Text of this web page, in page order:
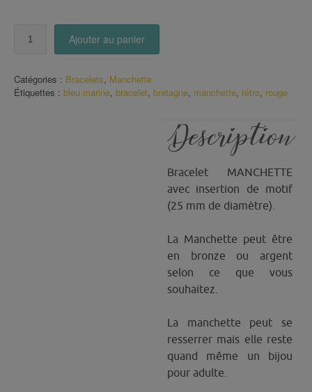
Manchette
FLEURI
Bleu
Ajouter au panier
Catégories : Bracelets, Manchette
Étiquettes : bleu marine, bracelet, bretagne, manchette, rétro, rouge
Description
Bracelet MANCHETTE
avec insertion de motif
(25 mm de diamètre).
La Manchette peut être
en bronze ou argent
selon ce que vous
souhaitez.
La manchette peut se
resserrer mais elle reste
quand même un bijou
pour adulte.